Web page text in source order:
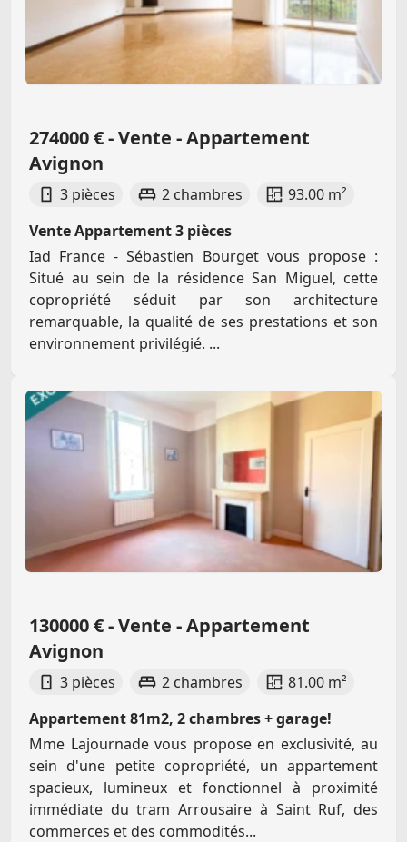
274000 € - Vente - Appartement
Avignon
3 pièces 2 chambres
93.00 m²
Vente Appartement 3 pièces
Iad France - Sébastien Bourget vous propose :
Situé au sein de la résidence San Miguel, cette
copropriété séduit par son architecture
remarquable, la qualité de ses prestations et son
environnement privilégié. ...
130000 € - Vente - Appartement
Avignon
3 pièces 2 chambres
81.00 m²
Appartement 81m2, 2 chambres + garage!
Mme Lajournade vous propose en exclusivité, au
sein d'une petite copropriété, un appartement
spacieux, lumineux et fonctionnel à proximité
immédiate du tram Arrousaire à Saint Ruf, des
commerces et des commodités...